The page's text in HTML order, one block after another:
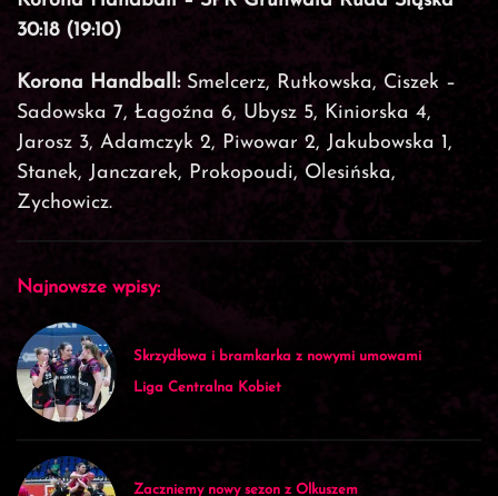
30:18 (19:10)
Korona Handball:Smelcerz, Rutkowska, Ciszek –
Sadowska 7, Łagoźna 6, Ubysz 5, Kiniorska 4,
Jarosz 3, Adamczyk 2, Piwowar 2, Jakubowska 1,
Stanek, Janczarek, Prokopoudi, Olesińska,
Zychowicz.
Najnowsze wpisy:
Skrzydłowa i bramkarka z nowymi umowami
Liga Centralna Kobiet
Zaczniemy nowy sezon z Olkuszem